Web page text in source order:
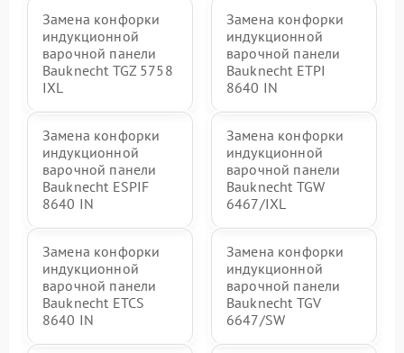
Замена конфорки
индукционной
варочной панели
Bauknecht TGZ 5758
IXL
Замена конфорки
индукционной
варочной панели
Bauknecht ETPI
8640 IN
Замена конфорки
индукционной
варочной панели
Bauknecht ESPIF
8640 IN
Замена конфорки
индукционной
варочной панели
Bauknecht TGW
6467/IXL
Замена конфорки
индукционной
варочной панели
Bauknecht ETCS
8640 IN
Замена конфорки
индукционной
варочной панели
Bauknecht TGV
6647/SW